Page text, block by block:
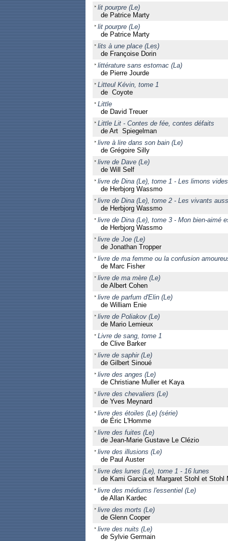
lit pourpre (Le)
de Patrice Marty
lit pourpre (Le)
de Patrice Marty
lits à une place (Les)
de Françoise Dorin
littérature sans estomac (La)
de Pierre Jourde
Litteul Kévin, tome 1
de Coyote
Little
de David Treuer
Little Lit - Contes de fée, contes défaits
de Art Spiegelman
livre à lire dans son bain (Le)
de Grégoire Silly
livre de Dave (Le)
de Will Self
livre de Dina (Le), tome 1 - Les limons vides
de Herbjorg Wassmo
livre de Dina (Le), tome 2 - Les vivants
de Herbjorg Wassmo
livre de Dina (Le), tome 3 - Mon bien-aimé
de Herbjorg Wassmo
livre de Joe (Le)
de Jonathan Tropper
livre de ma femme ou la confusion
de Marc Fisher
livre de ma mère (Le)
de Albert Cohen
livre de parfum d'Elin (Le)
de William Enie
livre de Poliakov (Le)
de Mario Lemieux
Livre de sang, tome 1
de Clive Barker
livre de saphir (Le)
de Gilbert Sinoué
livre des anges (Le)
de Christiane Muller et Kaya
livre des chevaliers (Le)
de Yves Meynard
livre des étoiles (Le) (série)
de Éric L'Homme
livre des fuites (Le)
de Jean-Marie Gustave Le Clézio
livre des illusions (Le)
de Paul Auster
livre des lunes (Le), tome 1 - 16 lunes
de Kami Garcia et Margaret Stohl et Stohl
livre des médiums l'essentiel (Le)
de Allan Kardec
livre des morts (Le)
de Glenn Cooper
livre des nuits (Le)
de Sylvie Germain